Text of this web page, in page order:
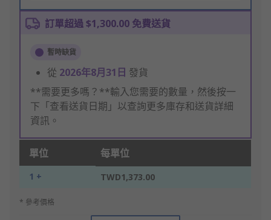
訂單超過 $1,300.00 免費送貨
暫時缺貨
從 2026年8月31日 發貨
**需要更多嗎？**輸入您需要的數量，然後按一
下「查看送貨日期」以查詢更多庫存和送貨詳細
資訊。
單位 每單位
1 + TWD1,373.00
* 參考價格